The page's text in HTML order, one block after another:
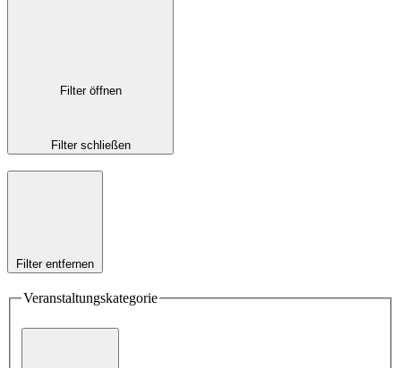
Filter öffnen
Filter schließen
Filter entfernen
Veranstaltungskategorie